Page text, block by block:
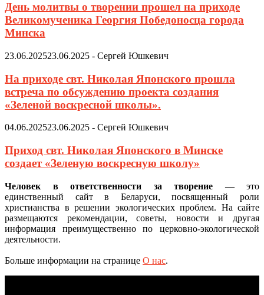
День молитвы о творении прошел на приходе
Великомученика Георгия Победоносца города
Минска
23.06.202523.06.2025 - Сергей Юшкевич
На приходе свт. Николая Японского прошла
встреча по обсуждению проекта создания
«Зеленой воскресной школы».
04.06.202523.06.2025 - Сергей Юшкевич
Приход свт. Николая Японского в Минске
создает «Зеленую воскресную школу»
Человек в ответственности за творение — это
единственный сайт в Беларуси, посвященный роли
христианства в решении экологических проблем. На сайте
размещаются рекомендации, советы, новости и другая
информация преимущественно по церковно-экологической
деятельности.
Больше информации на странице О нас.